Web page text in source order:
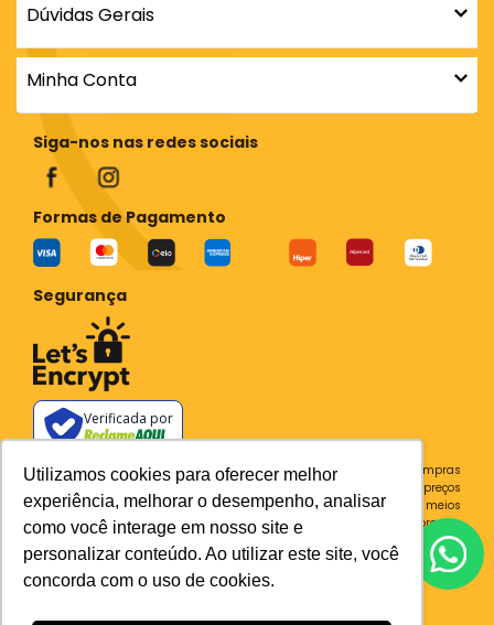
Utilizamos cookies para oferecer melhor
experiência, melhorar o desempenho, analisar
como você interage em nosso site e
personalizar conteúdo. Ao utilizar este site, você
concorda com o uso de cookies.
Dúvidas Gerais
Minha Conta
Siga-nos nas redes sociais
Formas de Pagamento
Segurança
Verificada por
Todos os preços e condições deste site são válidos apenas para compras
no site e não se aplicam a Loja Física. Destacamos que os preços
previstos no site prevalecem aos demais anunciados em outros meios
de comunicação e sites de buscas. Em caso de divergência do preço e
condições no site, o valor válido é sempre o do carrinho de compras.
Plataforma